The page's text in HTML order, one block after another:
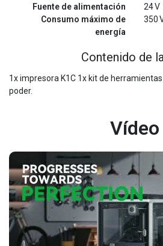
Fuente de alimentación
24 V
Consumo máximo de
energía
350
Contenido de
1x impresora K1C 1x kit de
poder.
Vídeo